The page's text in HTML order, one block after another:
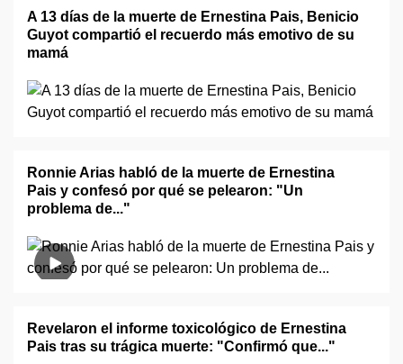
A 13 días de la muerte de Ernestina Pais, Benicio
Guyot compartió el recuerdo más emotivo de su
mamá
Ronnie Arias habló de la muerte de Ernestina
Pais y confesó por qué se pelearon: "Un
problema de..."
Revelaron el informe toxicológico de Ernestina
Pais tras su trágica muerte: "Confirmó que..."